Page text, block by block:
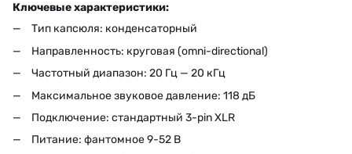
Ключевые характеристики:
Тип капсюля: конденсаторный
Направленность: круговая (omni-directional)
Частотный диапазон: 20 Гц — 20 кГц
Максимальное звуковое давление: 118 дБ
Подключение: стандартный 3-pin XLR
Питание: фантомное 9-52 В